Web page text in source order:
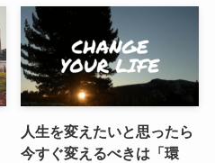
人生を変えたいと思ったら
今すぐ変えるべきは「環